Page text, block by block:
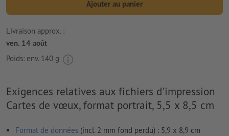
Ajouter au panier
Livraison approx. :
ven. 14 août
Poids: env. 140 g
Exigences relatives aux fichiers d'impression
Cartes de vœux, format portrait, 5,5 x 8,5 cm
Format de données (incl. 2 mm fond perdu) : 5,9 x 8,9 cm